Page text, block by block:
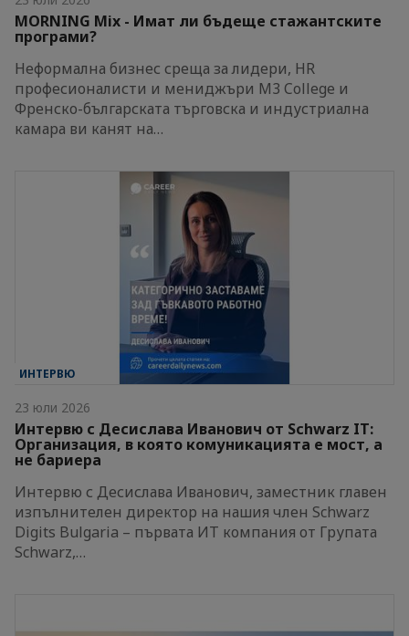
MORNING Mix - Имат ли бъдеще стажантските
програми?
Неформална бизнес среща за лидери, HR
професионалисти и мениджъри M3 College и
Френско-българската търговска и индустриална
камара ви канят на…
ИНТЕРВЮ
23 юли 2026
Интервю с Десислава Иванович от Schwarz IT:
Организация, в която комуникацията е мост, а
не бариера
Интервю с Десислава Иванович, заместник главен
изпълнителен директор на нашия член Schwarz
Digits Bulgaria – първата ИТ компания от Групата
Schwarz,…